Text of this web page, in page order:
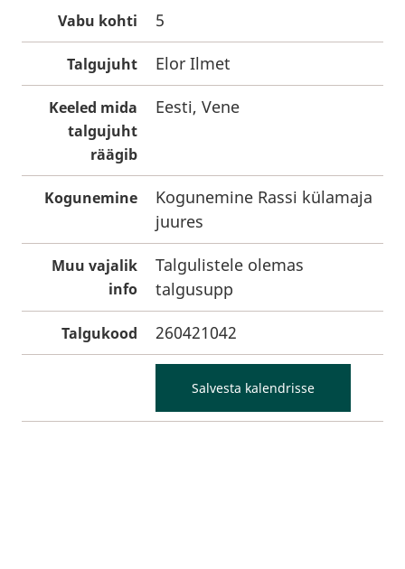
Vabu kohti 5
Talgujuht Elor Ilmet
Keeled mida
talgujuht
räägib
Eesti, Vene
Kogunemine
Kogunemine Rassi külamaja
juures
Muu vajalik
info
Talgulistele olemas
talgusupp
Talgukood 260421042
Salvesta kalendrisse